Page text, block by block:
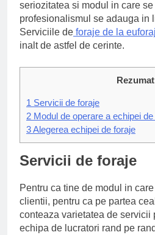
seriozitatea si modul in care
profesionalismul se adauga in
Serviciile de foraje de la
inalt de astfel de cerinte.
1 Servicii de foraje
2 Modul de operare a echipei
3Alegerea echipei de foraje
Servicii de foraje
Pentru ca tine de modul in
clientii, pentru ca pe partea
conteaza varietatea de servicii
echipa de lucratori rand pe